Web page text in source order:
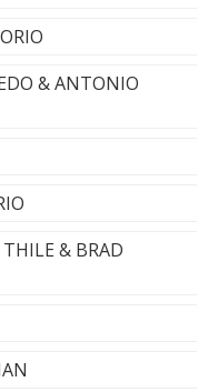
& ANTONIO
& BRAD